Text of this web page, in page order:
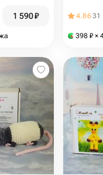
1 590₽ 4.8631
398 ₽ ×